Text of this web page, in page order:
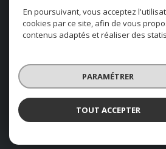
Cookies
© 2026 | Tous droits réservés
Réalisé par
En poursuivant, vous acceptez
cookies par ce site, afin de vous
contenus adaptés et réaliser des
PARAMÉTRER
TOUT ACCEPTER